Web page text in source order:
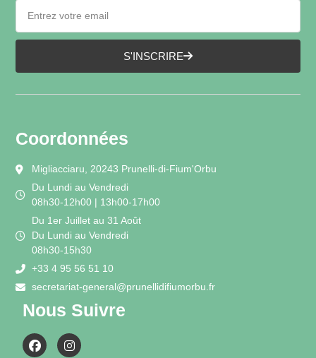
S'INSCRIRE
Coordonnées
Migliacciaru, 20243 Prunelli-di-Fium'Orbu
Du Lundi au Vendredi
08h30-12h00 | 13h00-17h00
Du 1er Juillet au 31 Août
Du Lundi au Vendredi
08h30-15h30
+33 4 95 56 51 10
secretariat-general@prunellidifiumorbu.fr
Nous Suivre